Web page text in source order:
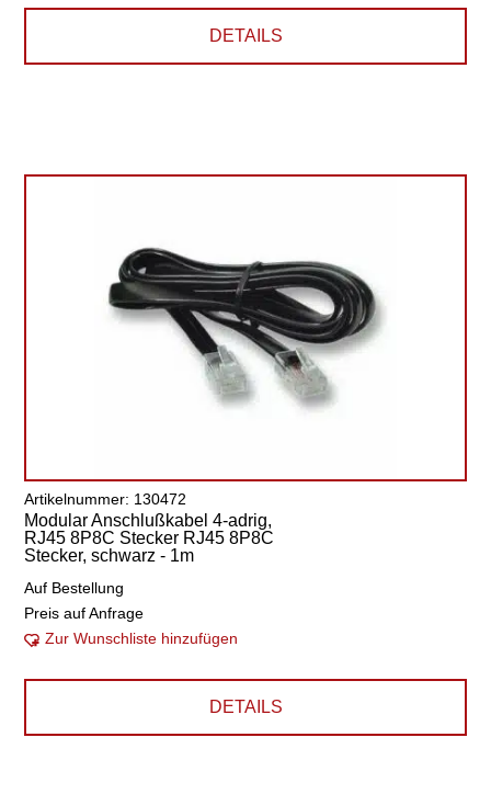
DETAILS
Artikelnummer: 130472
Modular Anschlußkabel 4-adrig,
RJ45 8P8C Stecker RJ45 8P8C
Stecker, schwarz - 1m
Auf Bestellung
Preis auf Anfrage
Zur Wunschliste hinzufügen
DETAILS